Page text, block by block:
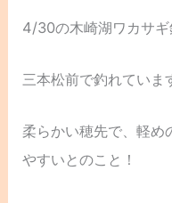
4/30の木崎湖ワカサギ
三本松前で釣れていま
柔らかい穂先で、軽め
やすいとのこと！